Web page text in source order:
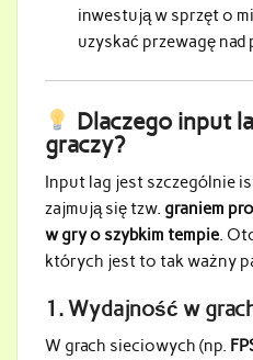
inwestują w sprzęt o
uzyskać przewagę nad
Dlaczego input
graczy?
Input lag jest szczególnie
zajmują się tzw. graniem
w gry o szybkim tempie.
których jest to tak ważny
1.Wydajność w
W grach sieciowych (np.